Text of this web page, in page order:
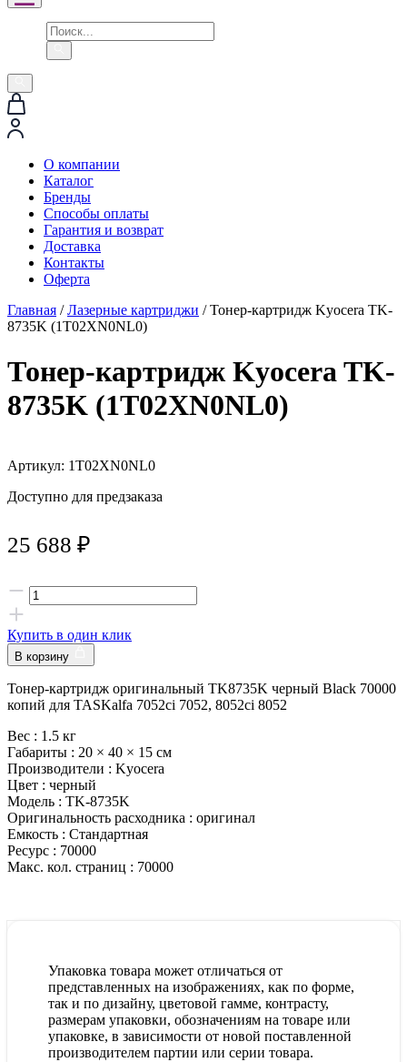
О компании
Каталог
Бренды
Способы оплаты
Гарантия и возврат
Доставка
Контакты
Оферта
Главная /Лазерные картриджи / Тонер-картридж Kyocera TK-
8735K (1T02XN0NL0)
Тонер-картридж Kyocera TK-
8735K (1T02XN0NL0)
Артикул: 1T02XN0NL0
Доступно для предзаказа
25 688 ₽
Купить в один клик
В корзину
Тонер-картридж оригинальный TK8735K черный Black 70000
копий для TASKalfa 7052ci 7052, 8052ci 8052
Вес : 1.5 кг
Габариты : 20 × 40 × 15 см
Производители : Kyocera
Цвет : черный
Модель : TK-8735K
Оригинальность расходника : оригинал
Емкость : Стандартная
Ресурс : 70000
Макс. кол. страниц : 70000
Упаковка товара может отличаться от
представленных на изображениях, как по форме,
так и по дизайну, цветовой гамме, контрасту,
размерам упаковки, обозначениям на товаре или
упаковке, в зависимости от новой поставленной
производителем партии или серии товара.